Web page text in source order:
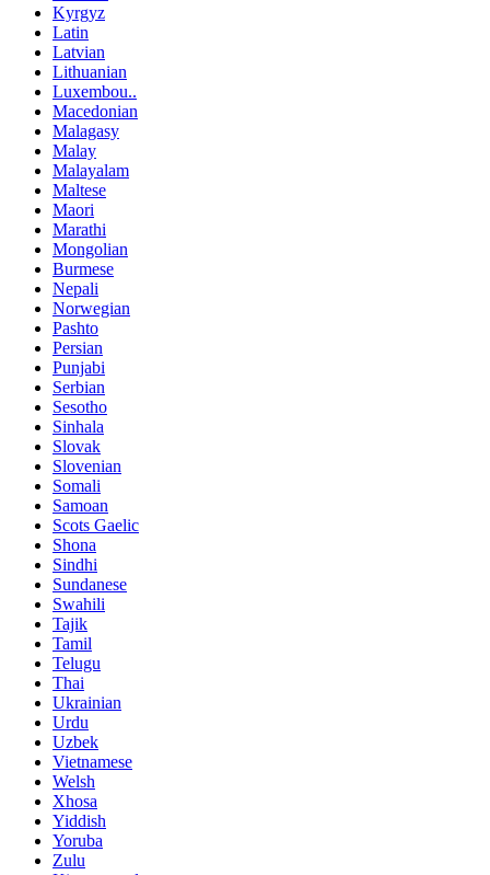
Kyrgyz
Latin
Latvian
Lithuanian
Luxembou..
Macedonian
Malagasy
Malay
Malayalam
Maltese
Maori
Marathi
Mongolian
Burmese
Nepali
Norwegian
Pashto
Persian
Punjabi
Serbian
Sesotho
Sinhala
Slovak
Slovenian
Somali
Samoan
Scots Gaelic
Shona
Sindhi
Sundanese
Swahili
Tajik
Tamil
Telugu
Thai
Ukrainian
Urdu
Uzbek
Vietnamese
Welsh
Xhosa
Yiddish
Yoruba
Zulu